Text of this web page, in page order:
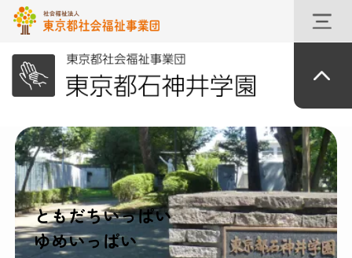
ともだちいっぱい
ゆめいっぱい